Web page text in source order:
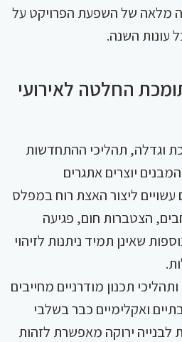
מלאה של השפעת הפרויקט על
עונות השנה.
החלטה לאירועי
וגדלה, תהליכי ההתחדשות
יוצרים אתגרים
ליצור האצת רוח במפלס
הצטברות חום, פגיעה
שאינן תמיד ניתנות לזיהוי
תכנון מודרניים מחייבים
ואקלימיים כבר בשלבי
לבנייה ירוקה מאפשרת לזהות